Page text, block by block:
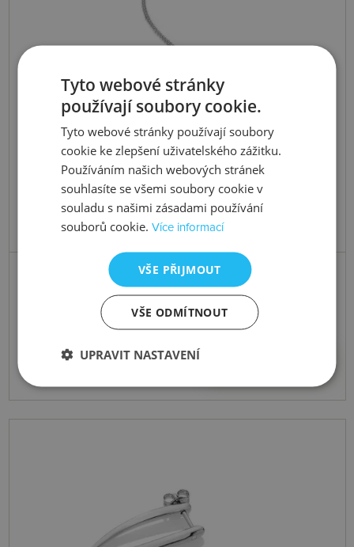
Stříbrný náhrdelník Reflect DN159
2633 Kč
Tyto webové stránky
používají soubory cookie.
Tyto webové stránky používají soubory
cookie ke zlepšení uživatelského zážitku.
Používáním našich webových stránek
souhlasíte se všemi soubory cookie v
souladu s našimi zásadami používání
souborů cookie.Více informací
VŠE PŘIJMOUT
VŠE ODMÍTNOUT
UPRAVIT NASTAVENÍ